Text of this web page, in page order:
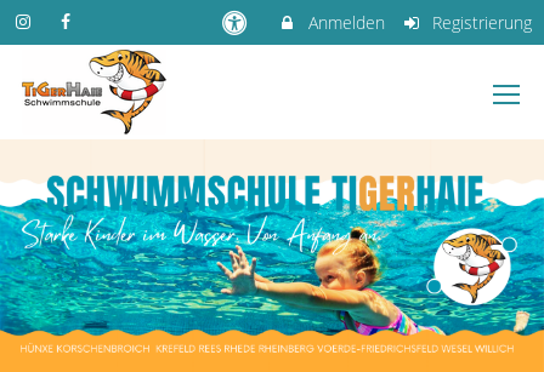
Anmelden Registrierung